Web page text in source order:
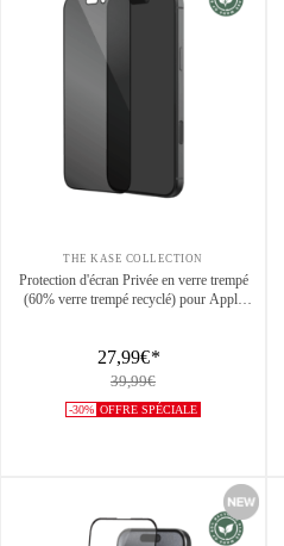
THE KASE COLLECTION
Protection d'écran Privée en verre trempé
(60% verre trempé recyclé) pour Apple
27,99€*
39,99€
-30% OFFRE SPÉCIALE